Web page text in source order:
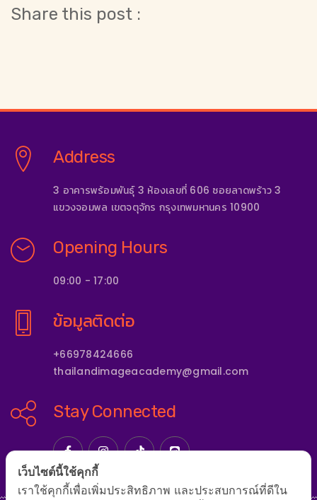
Share this post :
Address
3 อาคารพร้อมพันธุ์ 3 ห้องเลขที่ 606 ซอยลาดพร้าว 3
แขวงจอมพล เขตจตุจักร กรุงเทพมหานคร 10900
Opening Hours
09:00 - 17:00
ข้อมูลติดต่อ
+66978424666
thailandimageacademy@gmail.com
Stay Connected
เว็บไซต์นี้ใช้คุกกี้
เราใช้คุกกี้เพื่อเพิ่มประสิทธิภาพ และประสบการณ์ที่ดีใน